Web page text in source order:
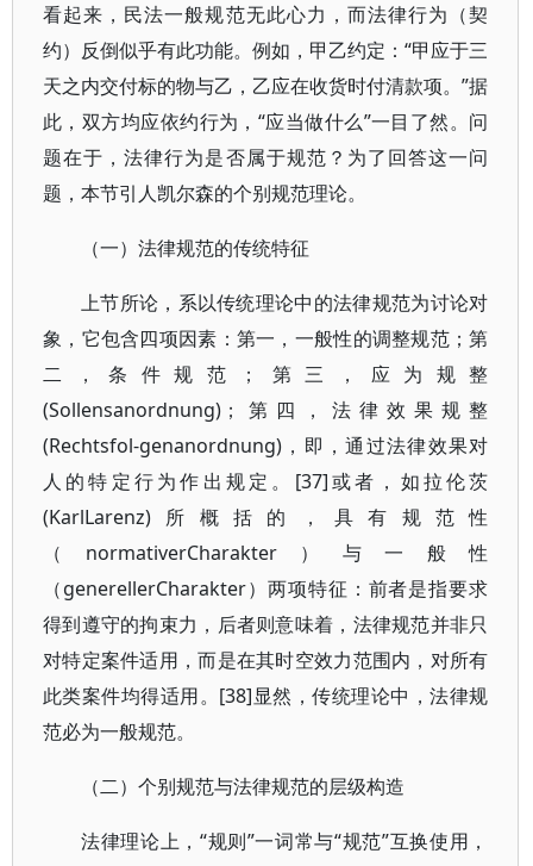
看起来，民法一般规范无此心力，而法律行为（契
约）反倒似乎有此功能。例如，甲乙约定：“甲应于三
天之内交付标的物与乙，乙应在收货时付清款项。”据
此，双方均应依约行为，“应当做什么”一目了然。问
题在于，法律行为是否属于规范？为了回答这一问
题，本节引人凯尔森的个别规范理论。
（一）法律规范的传统特征
上节所论，系以传统理论中的法律规范为讨论对
象，它包含四项因素：第一，一般性的调整规范；第
二，条件规范；第三，应为规整
(Sollensanordnung)；第四，法律效果规整
(Rechtsfol-genanordnung)，即，通过法律效果对
人的特定行为作出规定。[37]或者，如拉伦茨
(KarlLarenz)所概括的，具有规范性
（normativerCharakter）与一般性
（generellerCharakter）两项特征：前者是指要求
得到遵守的拘束力，后者则意味着，法律规范并非只
对特定案件适用，而是在其时空效力范围内，对所有
此类案件均得适用。[38]显然，传统理论中，法律规
范必为一般规范。
（二）个别规范与法律规范的层级构造
法律理论上，“规则”一词常与“规范”互换使用，